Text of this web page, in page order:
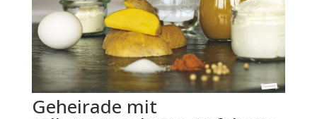
Geheirade mit